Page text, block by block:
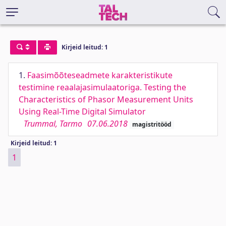
Kirjeid leitud: 1
1. Faasimõõteseadmete karakteristikute
testimine reaalajasimulaatoriga. Testing the
Characteristics of Phasor Measurement Units
Using Real-Time Digital Simulator
Trummal, Tarmo 07.06.2018 magistritööd
Kirjeid leitud: 1
1